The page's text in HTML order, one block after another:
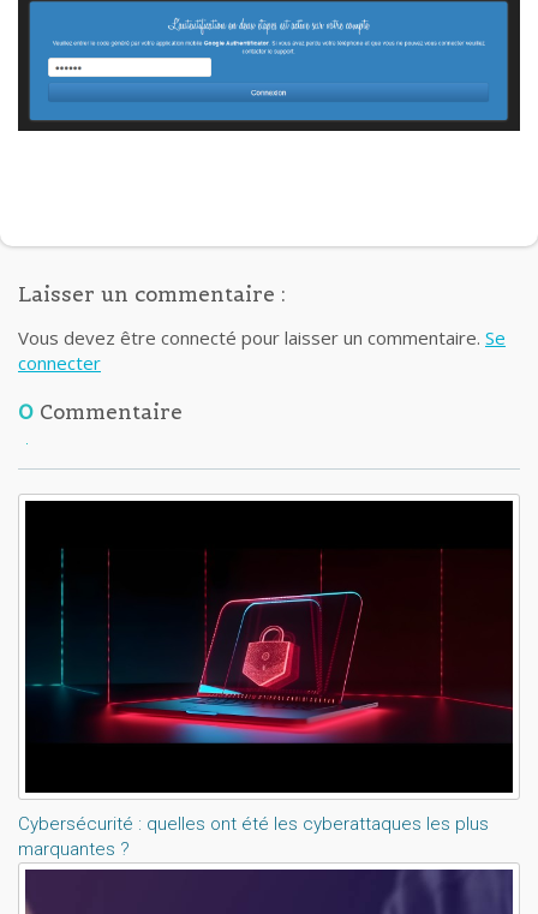
Laisser un commentaire :
Vous devez être connecté pour laisser un commentaire. Se
connecter
0 Commentaire
Lisez aussi:
Cybersécurité : quelles ont été les cyberattaques les plus
marquantes ?